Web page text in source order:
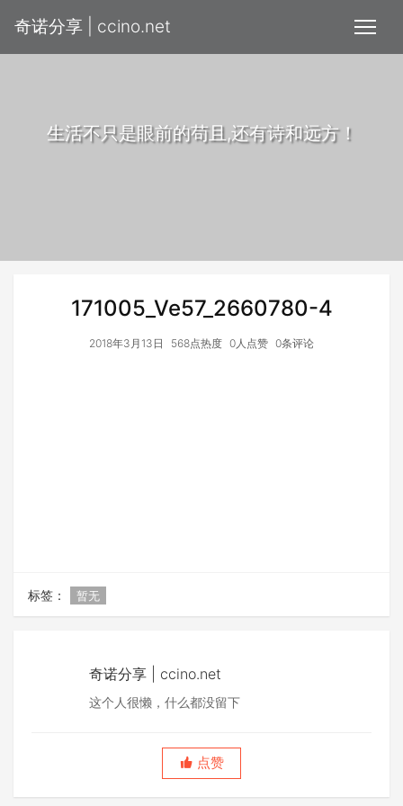
奇诺分享 | ccino.net
生活不只是眼前的苟且,还有诗和远方！
171005_Ve57_2660780-4
2018年3月13日 568点热度 0人点赞 0条评论
标签： 暂无
奇诺分享 | ccino.net
这个人很懒，什么都没留下
点赞